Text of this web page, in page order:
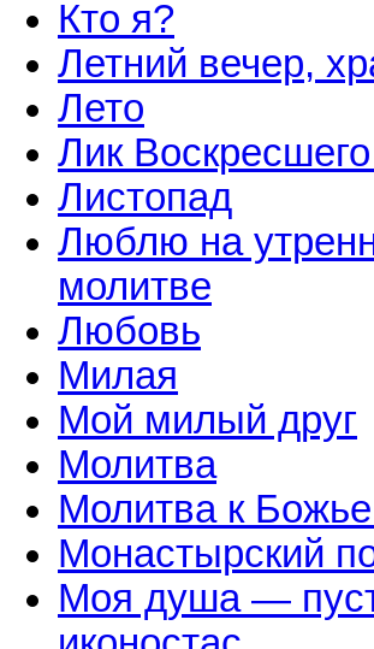
Кто я?
Летний вечер,
Лето
Лик
Листопад
Люблю на
молитве
Любовь
Милая
Мой милый друг
Молитва
Молитва к
Монастырский
Моя душа —